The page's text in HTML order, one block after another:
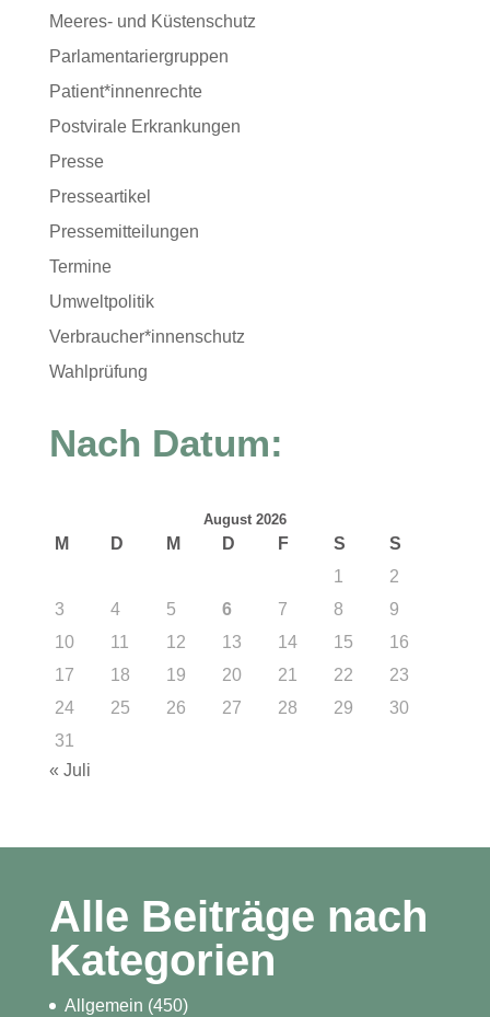
Meeres- und Küstenschutz
Parlamentariergruppen
Patient*innenrechte
Postvirale Erkrankungen
Presse
Presseartikel
Pressemitteilungen
Termine
Umweltpolitik
Verbraucher*innenschutz
Wahlprüfung
Nach Datum:
August 2026
M D M D F S
S
1
2
3
4 5 6 7 8
9
10
11 12 13 14 15
16
17
18 19 20 21 22
23
24
25 26 27 28 29
30
31
« Juli
Alle Beiträge nach
Kategorien
Allgemein (450)